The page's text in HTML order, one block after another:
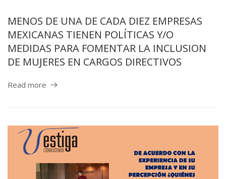
MENOS DE UNA DE CADA DIEZ EMPRESAS
MEXICANAS TIENEN POLÍTICAS Y/O
MEDIDAS PARA FOMENTAR LA INCLUSION
DE MUJERES EN CARGOS DIRECTIVOS
Read more